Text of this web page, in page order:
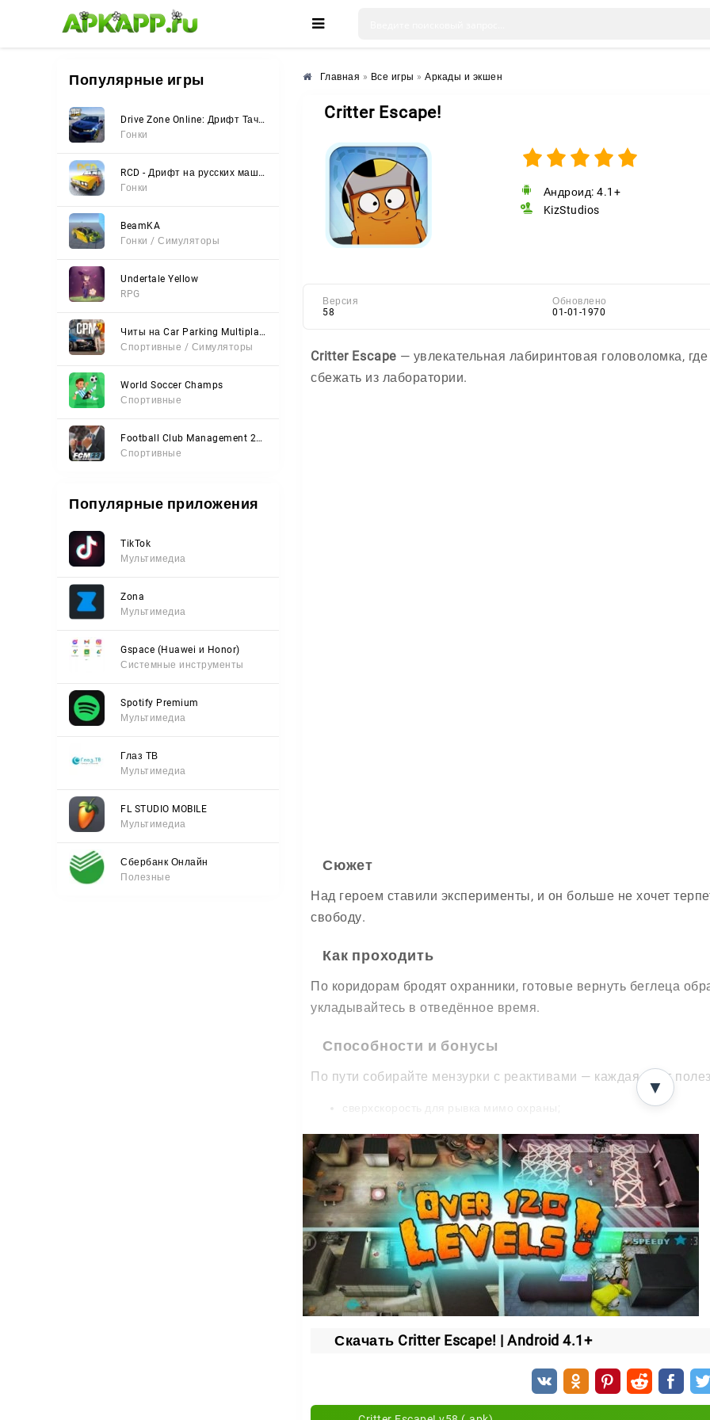
🌸 🌼 🌺
Популярные игры
Drive Zone Online: Дрифт Тачки
Гонки
RCD - Дрифт на русских машинах
Гонки
BeamKA
Гонки / Симуляторы
Undertale Yellow
RPG
Читы на Car Parking Multiplayer 2 (Все открыто, Мод-Меню)
Спортивные / Симуляторы
World Soccer Champs
Спортивные
Football Club Management 2023
Спортивные
Популярные приложения
TikTok
Мультимедиа
Zona
Мультимедиа
Gspace (Huawei и Honor)
Системные инструменты
Spotify Premium
Мультимедиа
Глаз ТВ
Мультимедиа
FL STUDIO MOBILE
Мультимедиа
Сбербанк Онлайн
Полезные
Главная » Все игры » Аркады и экшен
Critter Escape!
Андроид: 4.1+
KizStudios
Версия
58
Обновлено
01-01-1970
Critter Escape — увлекательная лабиринтовая головоломка,
сбежать из лаборатории.
Сюжет
Над героем ставили эксперименты, и он больше не хочет
свободу.
Как проходить
По коридорам бродят охранники, готовые вернуть беглеца
укладывайтесь в отведённое время.
Способности и бонусы
По пути собирайте мензурки с реактивами — каждая даёт
сверхскорость для рывка мимо охраны;
превращение в сильного монстра.
Кристаллы и звёзды
На уровнях спрятаны кристаллы. Соберёте их — получите
новые эпизоды игры.
Продумывайте маршрут, используйте способности вовремя и
▼
Скачать Critter Escape! | Android 4.1+